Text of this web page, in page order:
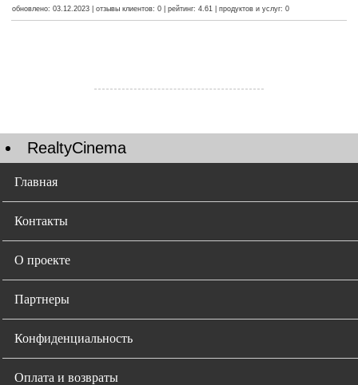
обновлено: 03.12.2023 | отзывы клиентов: 0 | рейтинг: 4.61 | продуктов и услуг: 0
RealtyCinema
Главная
Контакты
О проекте
Партнеры
Конфиденциальность
Оплата и возвраты